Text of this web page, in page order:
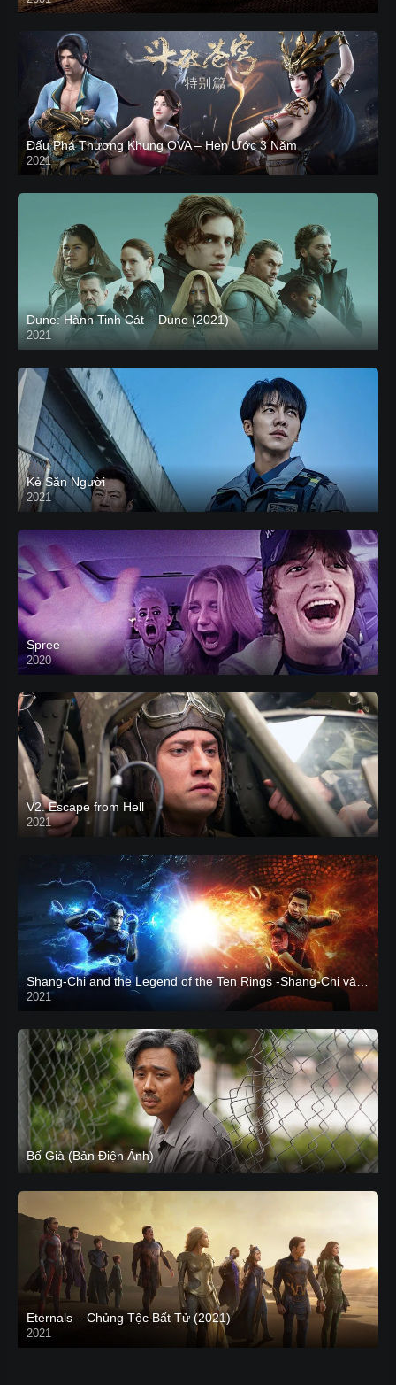
Đấu Phá Thương Khung OVA – Hẹn Ước 3 Năm
2021
Dune: Hành Tinh Cát – Dune (2021)
2021
HD VIETSUB
Kẻ Săn Người
2021
Spree
2020
V2. Escape from Hell
2021
2021
CAM
Bố Già (Bản Điện Ảnh)
Eternals – Chủng Tộc Bất Tử (2021)
2021
Trailer